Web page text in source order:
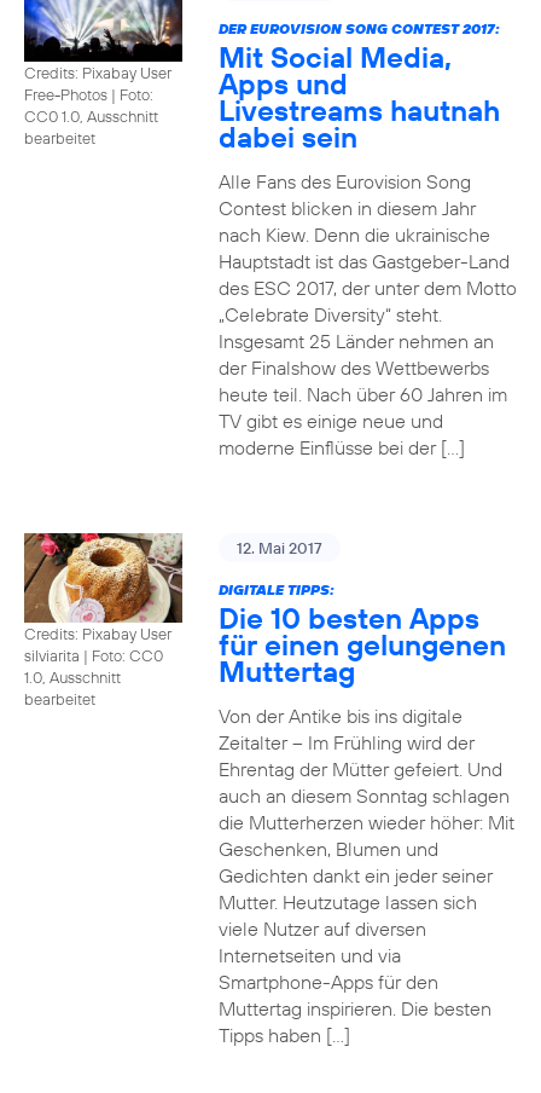
Credits: Pixabay User
Free-Photos | Foto:
CC0 1.0, Ausschnitt
bearbeitet
DER EUROVISION SONG CONTEST 2017:
Mit Social Media,
Apps und
Livestreams hautnah
dabei sein
Alle Fans des Eurovision Song
Contest blicken in diesem Jahr
nach Kiew. Denn die ukrainische
Hauptstadt ist das Gastgeber-Land
des ESC 2017, der unter dem Motto
„Celebrate Diversity“ steht.
Insgesamt 25 Länder nehmen an
der Finalshow des Wettbewerbs
heute teil. Nach über 60 Jahren im
TV gibt es einige neue und
moderne Einflüsse bei der […]
Credits: Pixabay User
silviarita | Foto: CC0
1.0, Ausschnitt
bearbeitet
12. Mai 2017
DIGITALE TIPPS:
Die 10 besten Apps
für einen gelungenen
Muttertag
Von der Antike bis ins digitale
Zeitalter – Im Frühling wird der
Ehrentag der Mütter gefeiert. Und
auch an diesem Sonntag schlagen
die Mutterherzen wieder höher: Mit
Geschenken, Blumen und
Gedichten dankt ein jeder seiner
Mutter. Heutzutage lassen sich
viele Nutzer auf diversen
Internetseiten und via
Smartphone-Apps für den
Muttertag inspirieren. Die besten
Tipps haben […]